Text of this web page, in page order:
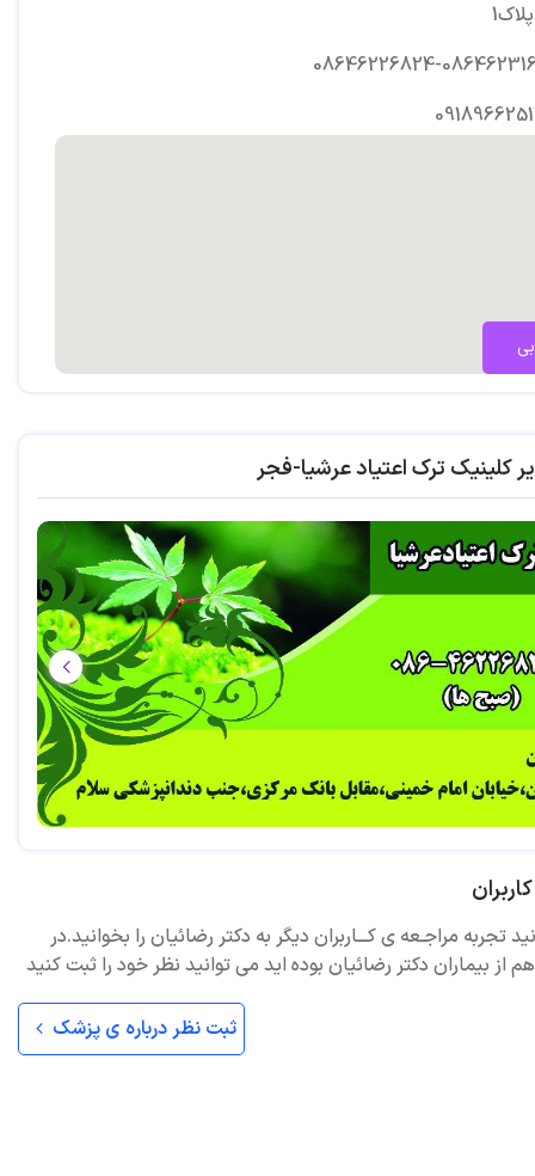
08646226824-
کلینیک ترک اعتیاد عرشیا-فجر
تجربه مراجـعه ی کـــاربران دیگر به دکتر رضائیان را بخوانید.در
از بیماران دکتر رضائیان بوده اید می توانید نظر خود را ثبت کنید
ثبت نظر درباره ی پزشک